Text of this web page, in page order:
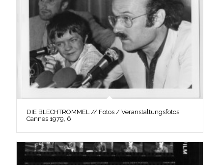
DIE BLECHTROMMEL // Fotos / Veranstaltungsfotos,
Cannes 1979, 6